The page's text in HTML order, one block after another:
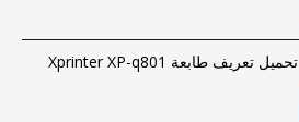
تحميل تعريف طابعة Xprinter XP-q801